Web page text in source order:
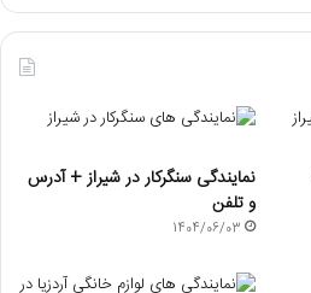
نمایندگی سنگرکار در شیراز + آدرس
و تلفن
1404/06/03